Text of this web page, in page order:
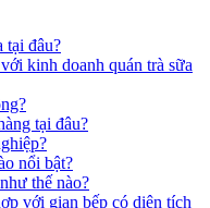
tại đâu?
kinh doanh quán trà sữa
tại đâu?
nổi bật?
thế nào?
với gian bếp có diện tích